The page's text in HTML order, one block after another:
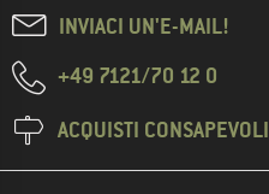
INVIACI UN'E-MAIL!
+49 7121/70 12 0
ACQUISTI CONSAPEVOLI